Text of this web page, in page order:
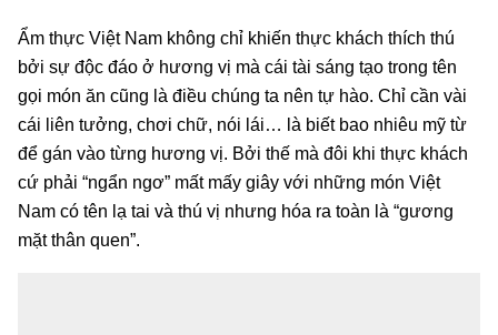
Ẩm thực Việt Nam không chỉ khiến thực khách thích thú
bởi sự độc đáo ở hương vị mà cái tài sáng tạo trong tên
gọi món ăn cũng là điều chúng ta nên tự hào. Chỉ cần vài
cái liên tưởng, chơi chữ, nói lái… là biết bao nhiêu mỹ từ
để gán vào từng hương vị. Bởi thế mà đôi khi thực khách
cứ phải “ngẩn ngơ” mất mấy giây với những món Việt
Nam có tên lạ tai và thú vị nhưng hóa ra toàn là “gương
mặt thân quen”.